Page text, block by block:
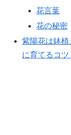
花言葉
花の秘密
紫陽花は鉢
に育てるコツ